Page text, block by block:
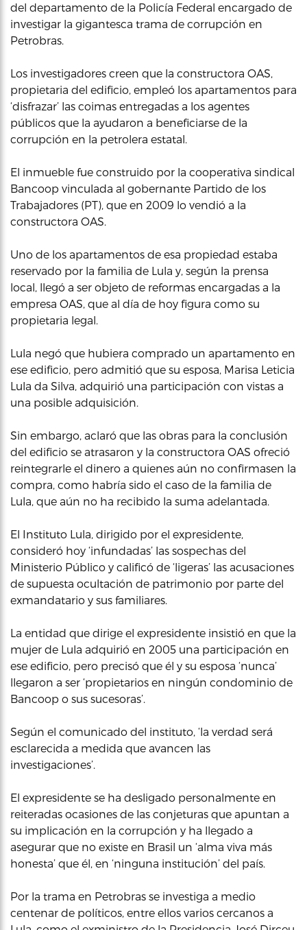
del departamento de la Policía Federal encargado de
investigar la gigantesca trama de corrupción en
Petrobras.
Los investigadores creen que la constructora OAS,
propietaria del edificio, empleó los apartamentos para
‘disfrazar’ las coimas entregadas a los agentes
públicos que la ayudaron a beneficiarse de la
corrupción en la petrolera estatal.
El inmueble fue construido por la cooperativa sindical
Bancoop vinculada al gobernante Partido de los
Trabajadores (PT), que en 2009 lo vendió a la
constructora OAS.
Uno de los apartamentos de esa propiedad estaba
reservado por la familia de Lula y, según la prensa
local, llegó a ser objeto de reformas encargadas a la
empresa OAS, que al día de hoy figura como su
propietaria legal.
Lula negó que hubiera comprado un apartamento en
ese edificio, pero admitió que su esposa, Marisa Leticia
Lula da Silva, adquirió una participación con vistas a
una posible adquisición.
Sin embargo, aclaró que las obras para la conclusión
del edificio se atrasaron y la constructora OAS ofreció
reintegrarle el dinero a quienes aún no confirmasen la
compra, como habría sido el caso de la familia de
Lula, que aún no ha recibido la suma adelantada.
El Instituto Lula, dirigido por el expresidente,
consideró hoy ‘infundadas’ las sospechas del
Ministerio Público y calificó de ‘ligeras’ las acusaciones
de supuesta ocultación de patrimonio por parte del
exmandatario y sus familiares.
La entidad que dirige el expresidente insistió en que la
mujer de Lula adquirió en 2005 una participación en
ese edificio, pero precisó que él y su esposa ‘nunca’
llegaron a ser ‘propietarios en ningún condominio de
Bancoop o sus sucesoras’.
Según el comunicado del instituto, ‘la verdad será
esclarecida a medida que avancen las
investigaciones’.
El expresidente se ha desligado personalmente en
reiteradas ocasiones de las conjeturas que apuntan a
su implicación en la corrupción y ha llegado a
asegurar que no existe en Brasil un ‘alma viva más
honesta’ que él, en ‘ninguna institución’ del país.
Por la trama en Petrobras se investiga a medio
centenar de políticos, entre ellos varios cercanos a